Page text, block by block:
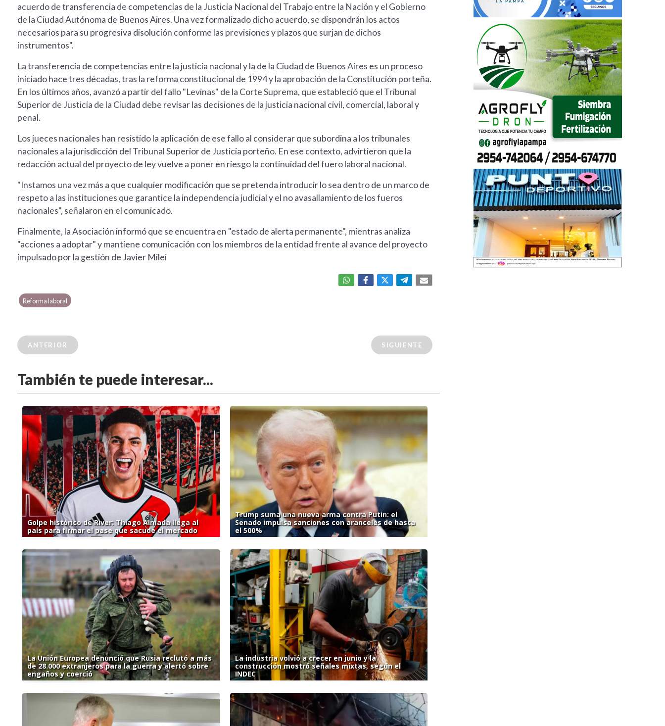
acuerdo de transferencia de competencias de la Justicia Nacional del Trabajo entre la Nación y el Gobierno
de la Ciudad Autónoma de Buenos Aires. Una vez formalizado dicho acuerdo, se dispondrán los actos
necesarios para su progresiva disolución conforme las previsiones y plazos que surjan de dichos
instrumentos".
La transferencia de competencias entre la justicia nacional y la de la Ciudad de Buenos Aires es un proceso
iniciado hace tres décadas, tras la reforma constitucional de 1994 y la aprobación de la Constitución porteña.
En los últimos años, avanzó a partir del fallo "Levinas" de la Corte Suprema, que estableció que el Tribunal
Superior de Justicia de la Ciudad debe revisar las decisiones de la justicia nacional civil, comercial, laboral y
penal.
Los jueces nacionales han resistido la aplicación de ese fallo al considerar que subordina a los tribunales
nacionales a la jurisdicción del Tribunal Superior de Justicia porteño. En ese contexto, advirtieron que la
redacción actual del proyecto de ley vuelve a poner en riesgo la continuidad del fuero laboral nacional.
"Instamos una vez más a que cualquier modificación que se pretenda introducir lo sea dentro de un marco de
respeto a las instituciones que garantice la independencia judicial y el no avasallamiento de los fueros
nacionales", señalaron en el comunicado.
Finalmente, la Asociación informó que se encuentra en "estado de alerta permanente", mientras analiza
"acciones a adoptar" y mantiene comunicación con los miembros de la entidad frente al avance del proyecto
impulsado por la gestión de Javier Milei
Reforma laboral
ANTERIOR SIGUIENTE
También te puede interesar...
Golpe histórico de River: Thiago Almada llega al
país para firmar el pase que sacude el mercado
Trump suma una nueva arma contra Putin: el
Senado impulsa sanciones con aranceles de hasta
el 500%
La Unión Europea denunció que Rusia reclutó a más
de 28.000 extranjeros para la guerra y alertó sobre
engaños y coerció
La industria volvió a crecer en junio y la
construcción mostró señales mixtas, según el
INDEC